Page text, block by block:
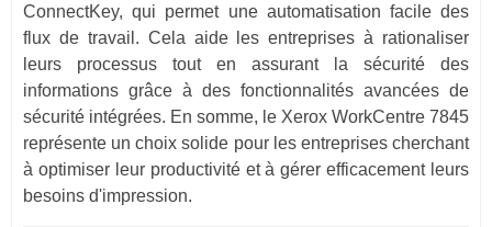
ConnectKey, qui permet une automatisation facile des
flux de travail. Cela aide les entreprises à rationaliser
leurs processus tout en assurant la sécurité des
informations grâce à des fonctionnalités avancées de
sécurité intégrées. En somme, le Xerox WorkCentre 7845
représente un choix solide pour les entreprises cherchant
à optimiser leur productivité et à gérer efficacement leurs
besoins d'impression.